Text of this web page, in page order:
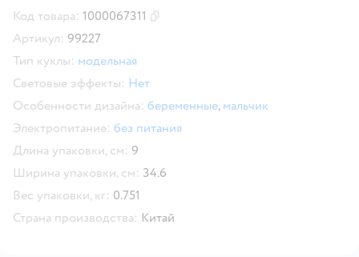
Код товара: 1000067311
Артикул: 99227
Тип куклы: модельная
Световые эффекты: Нет
Особенности дизайна: беременные, мальчик
Электропитание: без питания
Длина упаковки, см: 9
Ширина упаковки, см: 34.6
Вес упаковки, кг: 0.751
Страна производства: Китай